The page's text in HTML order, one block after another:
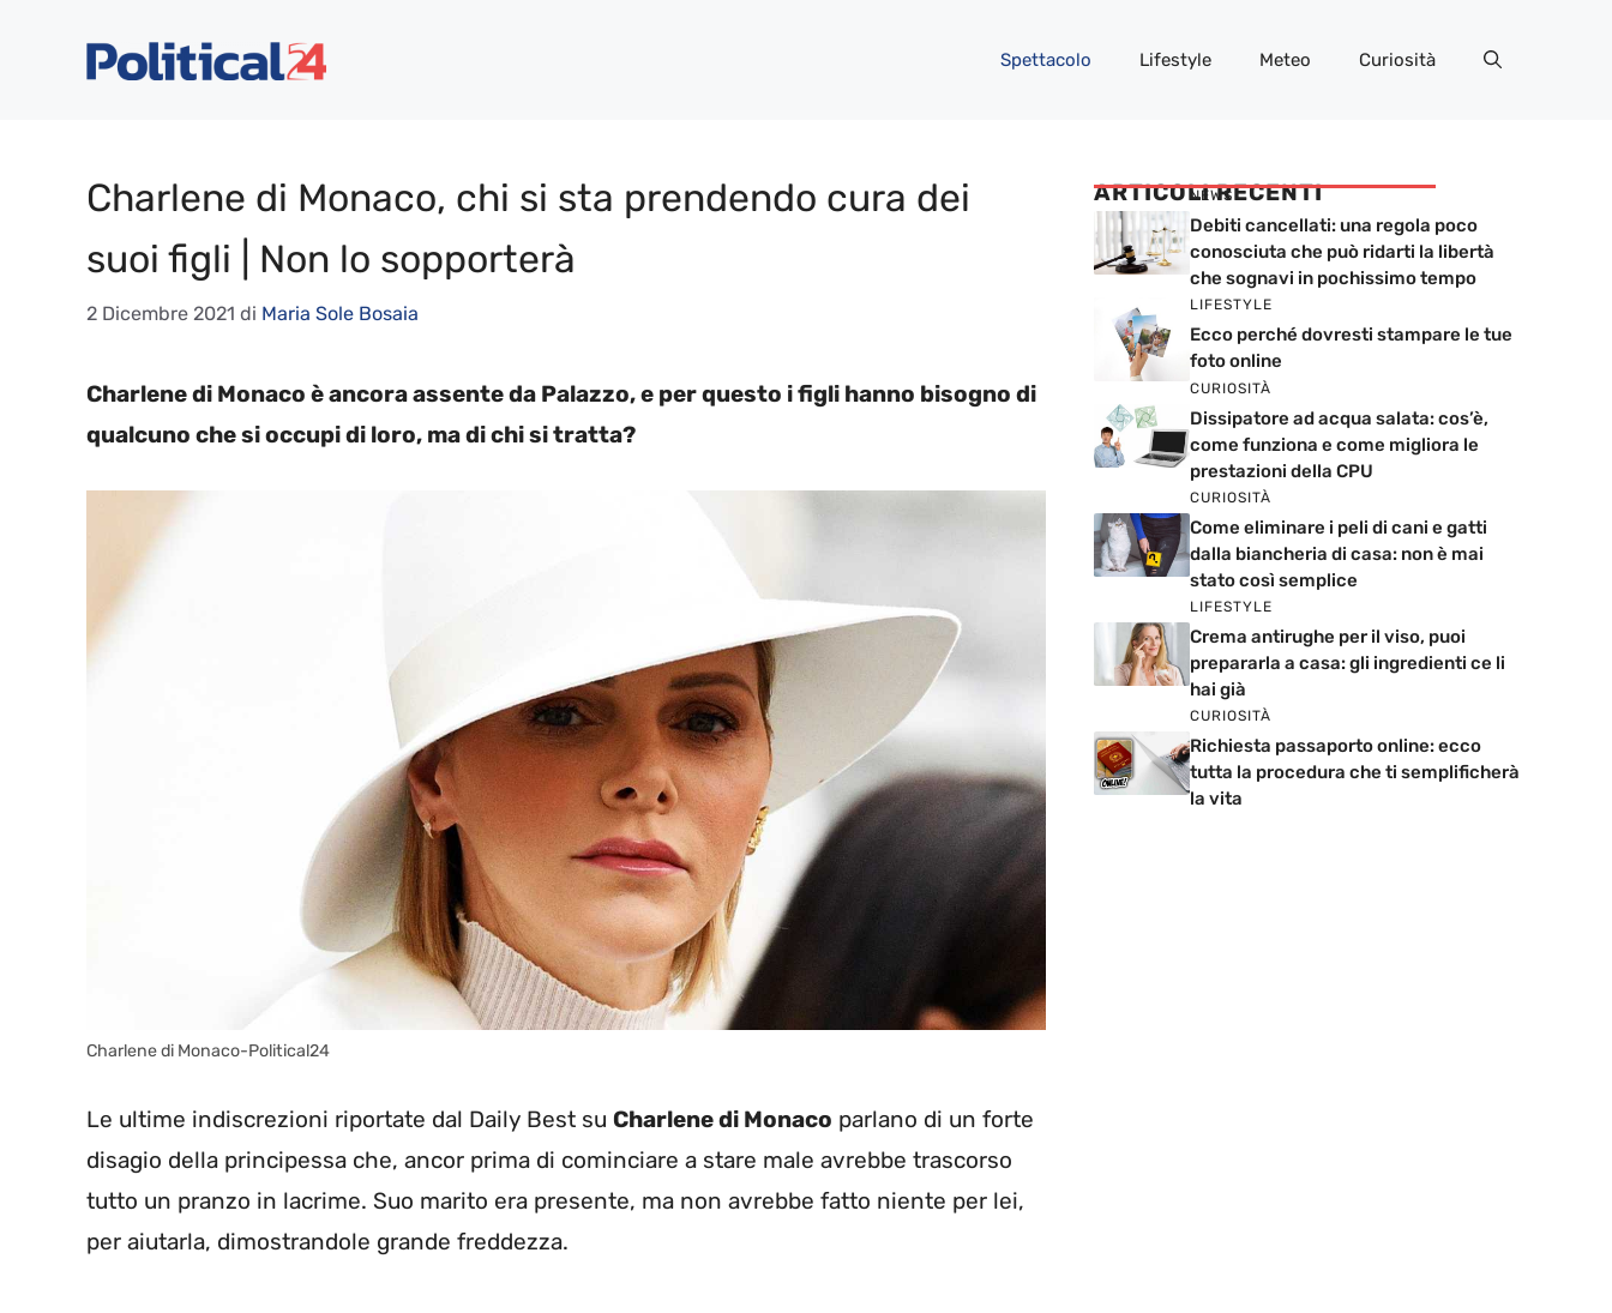
Spettacolo Lifestyle Meteo Curiosità
Charlene di Monaco, chi si sta prendendo cura dei
suoi figli | Non lo sopporterà
2 Dicembre 2021 di Maria Sole Bosaia
Charlene di Monaco è ancora assente da Palazzo, e per questo i figli hanno bisogno di
qualcuno che si occupi di loro, ma di chi si tratta?
Charlene di Monaco-Political24
Le ultime indiscrezioni riportate dal Daily Best su Charlene di Monaco parlano di un forte
disagio della principessa che, ancor prima di cominciare a stare male avrebbe trascorso
tutto un pranzo in lacrime. Suo marito era presente, ma non avrebbe fatto niente per lei,
per aiutarla, dimostrandole grande freddezza.
ARTICOLI RECENTI
NEWS
Debiti cancellati: una regola poco
conosciuta che può ridarti la libertà
che sognavi in pochissimo tempo
LIFESTYLE
Ecco perché dovresti stampare le tue
foto online
CURIOSITÀ
Dissipatore ad acqua salata: cos’è,
come funziona e come migliora le
prestazioni della CPU
CURIOSITÀ
Come eliminare i peli di cani e gatti
dalla biancheria di casa: non è mai
stato così semplice
LIFESTYLE
Crema antirughe per il viso, puoi
prepararla a casa: gli ingredienti ce li
hai già
CURIOSITÀ
Richiesta passaporto online: ecco
tutta la procedura che ti semplificherà
la vita